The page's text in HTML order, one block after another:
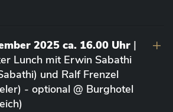
2025 ca. 16.00 Uhr |
Lunch mit Erwin Sabathi
und Ralf Frenzel
- optional @ Burghotel